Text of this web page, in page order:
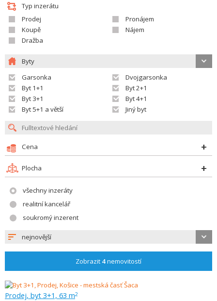
Typ inzerátu
Prodej
Pronájem
Koupě
Nájem
Dražba
Byty
Garsonka
Dvojgarsonka
Byt 1+1
Byt 2+1
Byt 3+1
Byt 4+1
Byt 5+1 a větší
Jiný byt
Cena
Plocha
všechny inzeráty
realitní kancelář
soukromý inzerent
nejnovější
Zobrazit 4nemovitostí
Prodej, byt 3+1, 63 m2